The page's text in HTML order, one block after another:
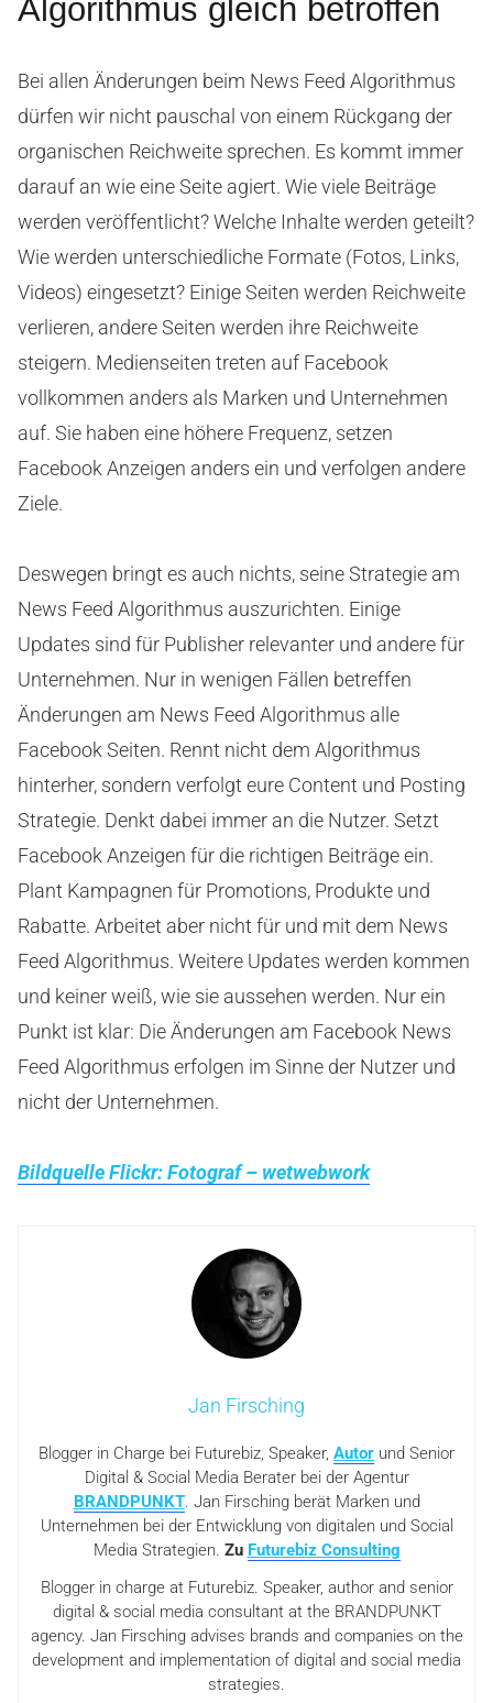
Algorithmus gleich betroffen
Bei allen Änderungen beim News Feed Algorithmus
dürfen wir nicht pauschal von einem Rückgang der
organischen Reichweite sprechen. Es kommt immer
darauf an wie eine Seite agiert. Wie viele Beiträge
werden veröffentlicht? Welche Inhalte werden geteilt?
Wie werden unterschiedliche Formate (Fotos, Links,
Videos) eingesetzt? Einige Seiten werden Reichweite
verlieren, andere Seiten werden ihre Reichweite
steigern. Medienseiten treten auf Facebook
vollkommen anders als Marken und Unternehmen
auf. Sie haben eine höhere Frequenz, setzen
Facebook Anzeigen anders ein und verfolgen andere
Ziele.
Deswegen bringt es auch nichts, seine Strategie am
News Feed Algorithmus auszurichten. Einige
Updates sind für Publisher relevanter und andere für
Unternehmen. Nur in wenigen Fällen betreffen
Änderungen am News Feed Algorithmus alle
Facebook Seiten. Rennt nicht dem Algorithmus
hinterher, sondern verfolgt eure Content und Posting
Strategie. Denkt dabei immer an die Nutzer. Setzt
Facebook Anzeigen für die richtigen Beiträge ein.
Plant Kampagnen für Promotions, Produkte und
Rabatte. Arbeitet aber nicht für und mit dem News
Feed Algorithmus. Weitere Updates werden kommen
und keiner weiß, wie sie aussehen werden. Nur ein
Punkt ist klar: Die Änderungen am Facebook News
Feed Algorithmus erfolgen im Sinne der Nutzer und
nicht der Unternehmen.
Bildquelle Flickr: Fotograf – wetwebwork
Jan Firsching
Blogger in Charge bei Futurebiz, Speaker, Autor und Senior
Digital & Social Media Berater bei der Agentur
BRANDPUNKT. Jan Firsching berät Marken und
Unternehmen bei der Entwicklung von digitalen und Social
Media Strategien. Zu Futurebiz Consulting
Blogger in charge at Futurebiz. Speaker, author and senior
digital & social media consultant at the BRANDPUNKT
agency. Jan Firsching advises brands and companies on the
development and implementation of digital and social media
strategies.